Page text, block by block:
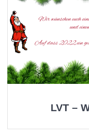
LVT –